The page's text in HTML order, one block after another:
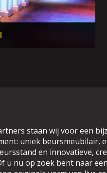
staan wij voor een
uniek beursmeubilair,
en innovatieve,
u nu op zoek bent naar